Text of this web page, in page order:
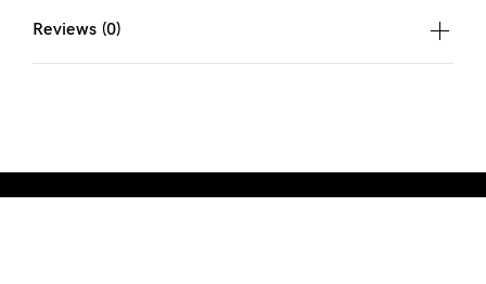
Reviews (0)